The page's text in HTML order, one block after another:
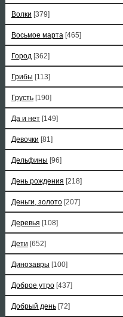
Волки [379]
Восьмое марта [465]
Город [362]
Грибы [113]
Грусть [190]
Да и нет [149]
Девочки [81]
Дельфины [96]
День рождения [218]
Деньги, золото [207]
Деревья [108]
Дети [652]
Динозавры [100]
Доброе утро [437]
Добрый день [72]